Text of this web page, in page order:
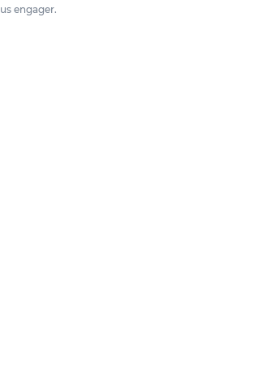
engager.